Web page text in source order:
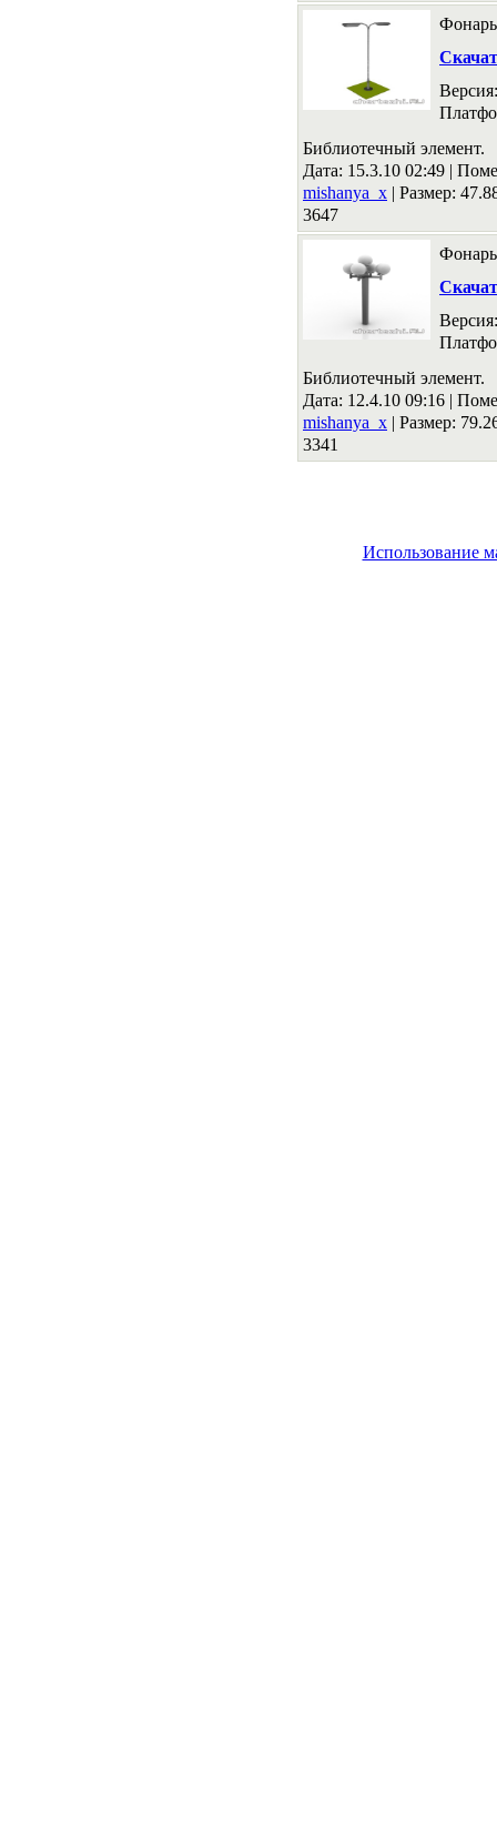
Фонарь
Библиотечный элемент.
Дата: 15.3.10 02:49 |
mishanya_x | Размер:
3647
Фонарь
Библиотечный элемент.
Дата: 12.4.10 09:16 |
mishanya_x | Размер:
3341
Использование